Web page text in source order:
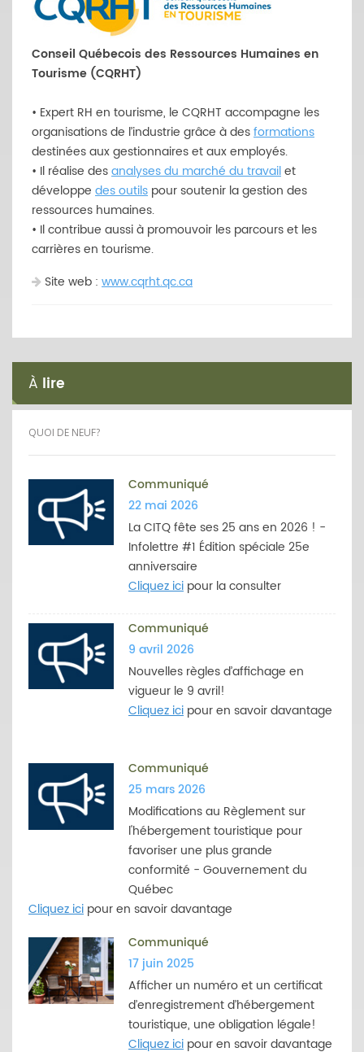
Conseil Québecois des Ressources Humaines en
Tourisme (CQRHT)
• Expert RH en tourisme, le CQRHT accompagne les
organisations de l’industrie grâce à desformations
destinées aux gestionnaires et aux employés.
• Il réalise desanalyses du marché du travailet
développe des outils pour soutenir la gestion des
ressources humaines.
• Il contribue aussi à promouvoir les parcours et les
carrières en tourisme.
Site web : www.cqrht.qc.ca
À lire
QUOI DE NEUF?
Communiqué
22 mai 2026
La CITQ fête ses 25 ans en 2026 ! -
Infolettre #1 Édition spéciale 25e
anniversaire
Cliquez ici pour la consulter
Communiqué
9 avril 2026
Nouvelles règles d’affichage en
vigueur le 9 avril!
Cliquez ici pour en savoir davantage
Communiqué
25 mars 2026
Modifications au Règlement sur
l'hébergement touristique pour
favoriser une plus grande
conformité - Gouvernement du
Québec
Cliquez ici pour en savoir davantage
Communiqué
17 juin 2025
Afficher un numéro et un certificat
d’enregistrement d’hébergement
touristique, une obligation légale!
Cliquez ici pour en savoir davantage